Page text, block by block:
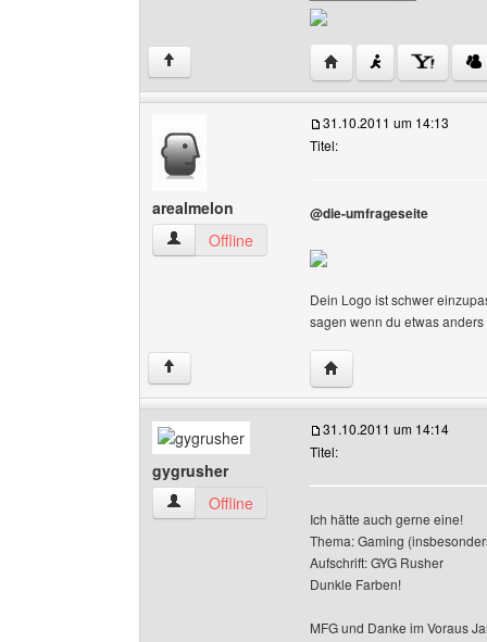
↑ Website dieses
arealmelon
arealmelon Benutzer-Profile anzeigen
Offline
31.10.2011 um 14:13
Titel:
@die-umfrageseite
Dein Logo ist schwer
sagen wenn du etwas
↑ Website dieses
gygrusher
gygrusher Benutzer-Profile anzeigen
Offline
31.10.2011 um 14:14
Titel:
Ich hätte auch gerne eine!
Thema: Gaming
Aufschrift: GYG Rusher
Dunkle Farben!
MFG und Danke im Voraus